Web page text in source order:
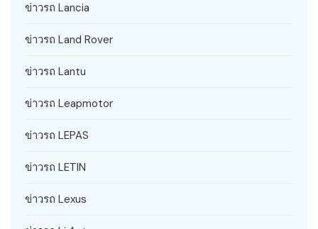
ข่าวรถ Lancia
ข่าวรถ Land Rover
ข่าวรถ Lantu
ข่าวรถ Leapmotor
ข่าวรถ LEPAS
ข่าวรถ LETIN
ข่าวรถ Lexus